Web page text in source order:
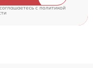
cполитикой